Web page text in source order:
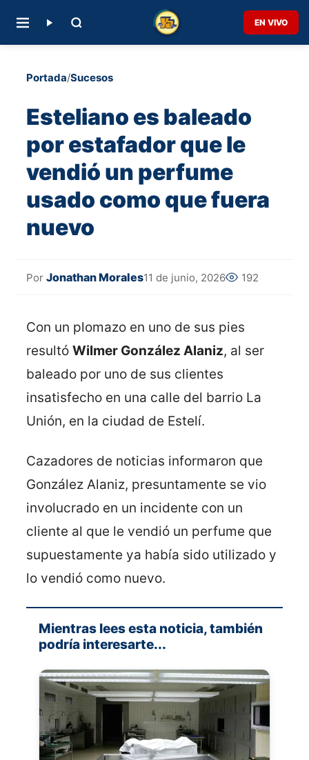
EN VIVO
Portada/Sucesos
Esteliano es baleado
por estafador que le
vendió un perfume
usado como que fuera
nuevo
Por Jonathan Morales11 de junio, 2026 192
Con un plomazo en uno de sus pies
resultó Wilmer González Alaniz, al ser
baleado por uno de sus clientes
insatisfecho en una calle del barrio La
Unión, en la ciudad de Estelí.
Cazadores de noticias informaron que
González Alaniz, presuntamente se vio
involucrado en un incidente con un
cliente al que le vendió un perfume que
supuestamente ya había sido utilizado y
lo vendió como nuevo.
Mientras lees esta noticia, también
podría interesarte...